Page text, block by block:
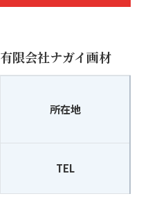
上越市本町3-1-11
025-524-2331
有限会社ナガイ画材
所在地
TEL